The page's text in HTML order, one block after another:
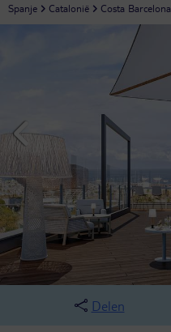
Spanje Catalonië Costa Barcelona
Delen